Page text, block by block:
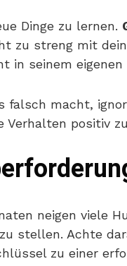
Dinge zu lernen.
zu streng mit
in seinem eigenen
falsch macht,
Verhalten positiv
neigen viele
stellen. Achte
zu einer